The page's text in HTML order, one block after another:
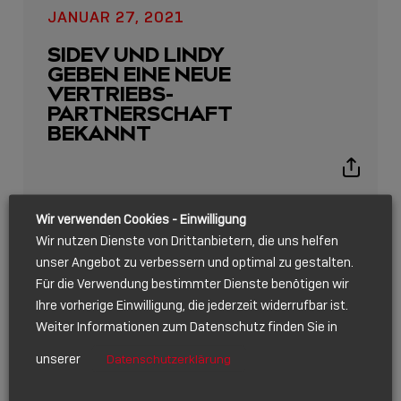
JANUAR 27, 2021
SIDEV UND LINDY
GEBEN EINE NEUE
VERTRIEBS-
PARTNERSCHAFT
BEKANNT
Show
JUN 2020
Wir verwenden Cookies - Einwilligung
Wir nutzen Dienste von Drittanbietern, die uns helfen
unser Angebot zu verbessern und optimal zu gestalten.
Für die Verwendung bestimmter Dienste benötigen wir
Ihre vorherige Einwilligung, die jederzeit widerrufbar ist.
Weiter Informationen zum Datenschutz finden Sie in
unserer
Datenschutzerklärung